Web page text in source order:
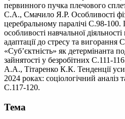
первинного пучка плечового
С.А., Смачило Я.Р. Особливості
церебральному паралічі С.98-
особливості навчальної
адаптації до стресу та
«Суб’єктність» як детермінанта
зайнятості у безробітних С.111-
А.А., Тітаренко К.К. Тенденції
2024 роках: соціологічний аналіз
С.117-120.
Тема